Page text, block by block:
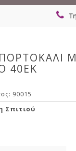
40ΕΚ
90015
Σπιτιού